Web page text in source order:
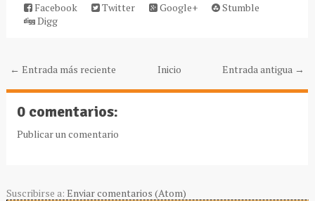
Facebook Twitter Google+
Stumble
Digg
← Entrada más reciente Entrada antigua →
Inicio
0 comentarios:
Publicar un comentario
Suscribirse a: Enviar comentarios (Atom)